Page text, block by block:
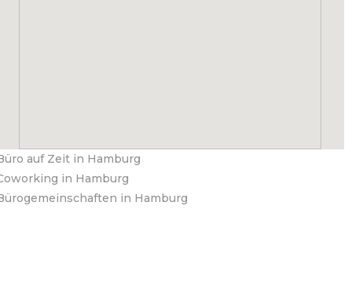
auf Zeit in Hamburg
in Hamburg
in Hamburg